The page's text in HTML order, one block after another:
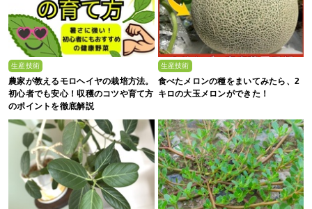
生産技術
農家が教えるモロヘイヤの栽培方法。
初心者でも安心！収穫のコツや育て方
のポイントを徹底解説
生産技術
食べたメロンの種をまいてみたら、2
キロの大玉メロンができた！